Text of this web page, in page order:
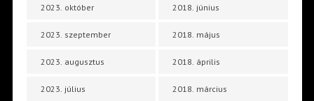
2023. október
2023. szeptember
2023. augusztus
2023. július
2018. június
2018. május
2018. április
2018. március